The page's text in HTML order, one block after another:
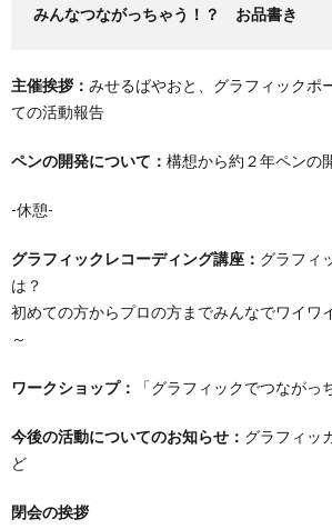
みんなつながっちゃう！？ お品書き
主催挨拶： みせるばやおと、グラフィックポ
ての活動報告
ペンの開発について： 構想から約２年ペンの
-休憩-
グラフィックレコーディング講座： グラフィ
は？
初めての方からプロの方までみんなでワイワ
～
ワークショップ： 「グラフィックでつながっ
今後の活動についてのお知らせ： グラフィッ
ど
閉会の挨拶